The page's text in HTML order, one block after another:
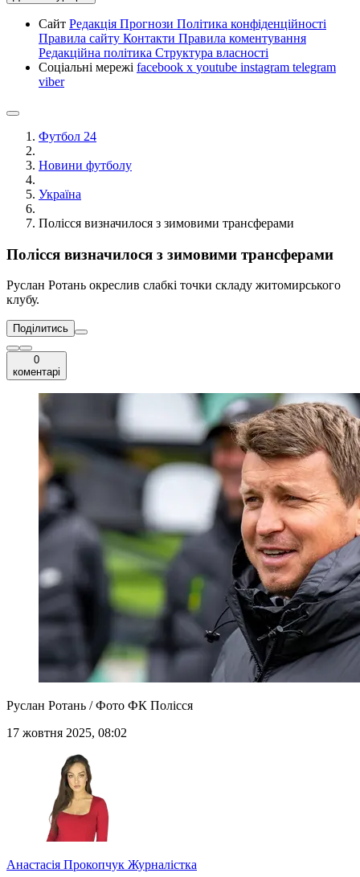
Сайт Редакція Прогнози Політика конфіденційності
Правила сайту Контакти Правила коментування
Редакційна політика Структура власності
Соціальні мережі facebook x youtube instagram telegram
viber
Футбол 24
Новини футболу
Україна
Полісся визначилося з зимовими трансферами
Полісся визначилося з зимовими трансферами
Руслан Ротань окреслив слабкі точки складу житомирського
клубу.
Поділитись
0
коментарі
Руслан Ротань / Фото ФК Полісся
17 жовтня 2025, 08:02
Анастасія Прокопчук Журналістка